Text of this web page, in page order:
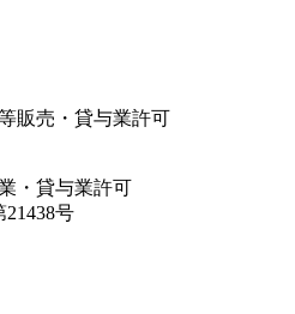
販売・貸与業許可
・貸与業許可
号